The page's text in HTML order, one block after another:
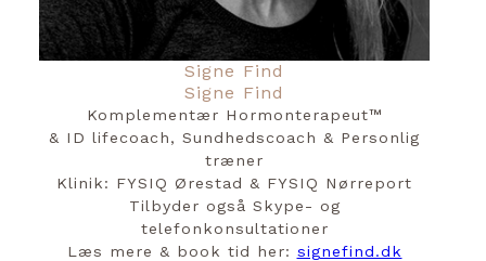
Signe Find
Signe Find
Komplementær Hormonterapeut™️
& ID lifecoach, Sundhedscoach & Personlig
træner
Klinik: FYSIQ Ørestad & FYSIQ Nørreport
Tilbyder også Skype- og
telefonkonsultationer
Læs mere & book tid her: signefind.dk